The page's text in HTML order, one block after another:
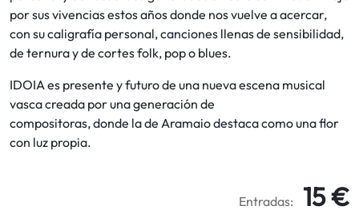
por sus vivencias estos años donde nos vuelve a acercar,
con su caligrafía personal, canciones llenas de sensibilidad,
de ternura y de cortes folk, pop o blues.
IDOIA es presente y futuro de una nueva escena musical
vasca creada por una generación de
compositoras, donde la de Aramaio destaca como una flor
con luz propia.
Entradas: 15 €